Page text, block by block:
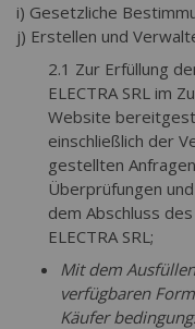
i) Gesetzliche
j) Erstellen und
2.1 Zur Erfüllung
ELECTRA SRL im
Website
einschließlich der
gestellten
Überprüfungen
dem Abschluss
ELECTRA SRL;
Mit dem
verfügbaren
Käufer